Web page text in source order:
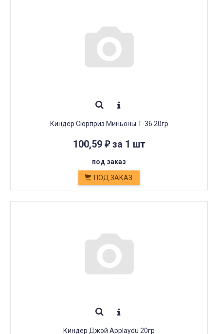
Киндер Сюрприз Миньоны Т-36 20гр
100,59 ₽за 1 шт
под заказ
ПОД ЗАКАЗ
Киндер Джой Applaydu 20гр